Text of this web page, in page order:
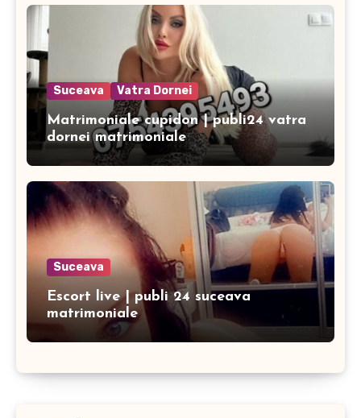
Suceava Vatra Dornei
Matrimoniale cupidon | publi24 vatra
dornei matrimoniale
Suceava
Escort live | publi 24 suceava
matrimoniale